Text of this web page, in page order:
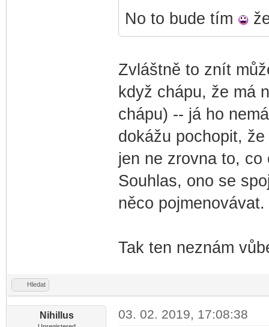
No to bude tím
Zvláštně to znít
když chápu, že má
chápu) -- já ho
dokážu pochopit,
jen ne zrovna to,
Souhlas, ono se
něco
Tak ten neznám
Hledat
Nihillus 03. 02. 2019, 17:08:38